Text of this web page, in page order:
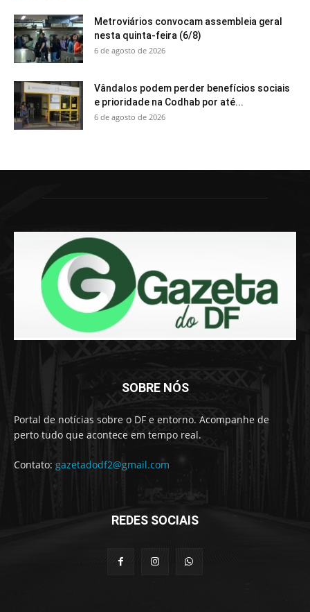
Metroviários convocam assembleia geral
nesta quinta-feira (6/8)
6 de agosto de 2026
Vândalos podem perder benefícios sociais
e prioridade na Codhab por até...
6 de agosto de 2026
SOBRE NÓS
Portal de notícias sobre o DF e entorno. Acompanhe de
perto tudo que acontece em tempo real.
Contato: gazetadodf2@gmail.com
REDES SOCIAIS